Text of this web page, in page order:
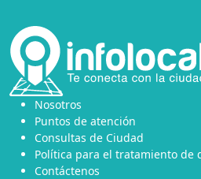
Nosotros
Puntos de atención
Consultas de Ciudad
Política para el tratamiento de
Contáctenos